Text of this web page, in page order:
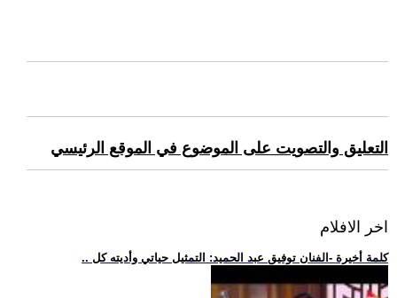
التعليق والتصويت على الموضوع في الموقع الرئيسي
اخر الافلام
.. كلمة أخيرة -الفنان توفيق عبد الحميد: التمثيل حياتي وأديته كل